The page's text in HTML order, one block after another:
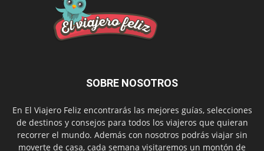
SOBRE NOSOTROS
En El Viajero Feliz encontrarás las mejores guías, selecciones
de destinos y consejos para todos los viajeros que quieran
recorrer el mundo. Además con nosotros podrás viajar sin
moverte de casa, cada semana visitaremos un montón de